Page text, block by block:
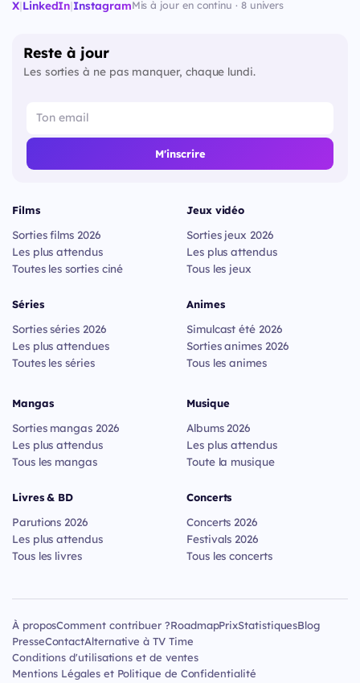
X|LinkedIn|InstagramMis à jour en continu · 8 univers
Reste à jour
Les sorties à ne pas manquer, chaque lundi.
M'inscrire
Films
Sorties films 2026
Les plus attendus
Toutes les sorties ciné
Séries
Sorties séries 2026
Les plus attendues
Toutes les séries
Jeux vidéo
Sorties jeux 2026
Les plus attendus
Tous les jeux
Animes
Simulcast été 2026
Sorties animes 2026
Tous les animes
Mangas
Sorties mangas 2026
Les plus attendus
Tous les mangas
Livres & BD
Parutions 2026
Les plus attendus
Tous les livres
Musique
Albums 2026
Les plus attendus
Toute la musique
Concerts
Concerts 2026
Festivals 2026
Tous les concerts
À proposComment contribuer ?RoadmapPrixStatistiquesBlog
PresseContactAlternative à TV Time
Conditions d'utilisations et de ventes
Mentions Légales et Politique de Confidentialité